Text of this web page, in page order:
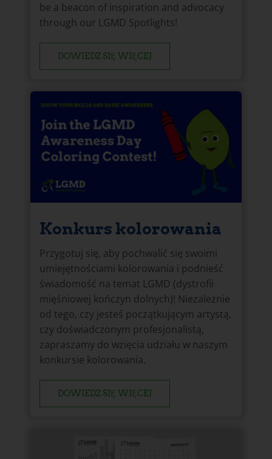
be a beacon of inspiration and advocacy
through our LGMD Spotlights!
DOWIEDZ SIĘ WIĘCEJ
Konkurs kolorowania
Przygotuj się, aby pochwalić się swoimi
umiejętnościami kolorowania i podnieść
świadomość na temat LGMD (dystrofii
mięśniowej kończyn dolnych)! Niezależnie
od tego, czy jesteś początkującym artystą,
czy doświadczonym profesjonalistą,
zapraszamy do wzięcia udziału w naszym
konkursie kolorowania.
DOWIEDZ SIĘ WIĘCEJ